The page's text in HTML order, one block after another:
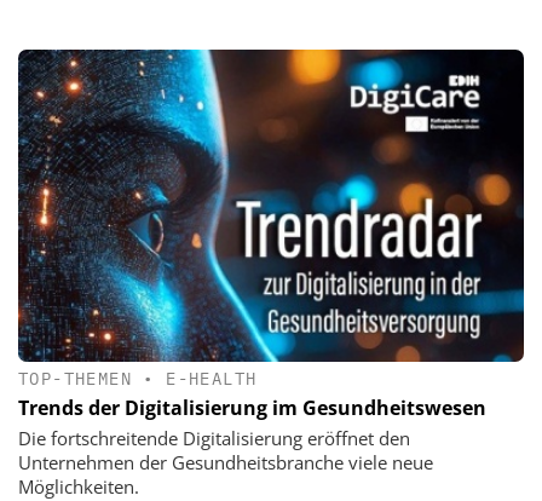
TOP-THEMEN • E-HEALTH
Trends der Digitalisierung im Gesundheitswesen
Die fortschreitende Digitalisierung eröffnet den
Unternehmen der Gesundheitsbranche viele neue
Möglichkeiten.